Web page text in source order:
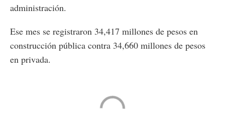
administración.
Ese mes se registraron 34,417 millones de pesos en
construcción pública contra 34,660 millones de pesos
en privada.